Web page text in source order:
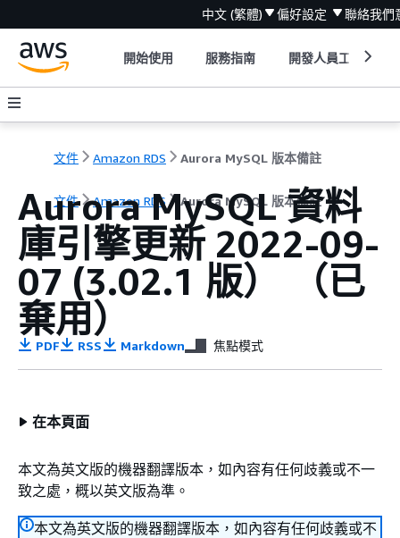
中文 (繁體) 偏好設定 聯絡我們
開始使用 服務指南 開發人員工具
文件 Amazon RDS Aurora MySQL 版本備註
文件 Amazon RDS Aurora MySQL 版本備註
Aurora MySQL 資料
庫引擎更新 2022-09-
07 (3.02.1 版） （已
棄用）
PDF RSS Markdown 焦點模式
在本頁面
本文為英文版的機器翻譯版本，如內容有任何歧義或不一
致之處，概以英文版為準。
本文為英文版的機器翻譯版本，如內容有任何歧義或不